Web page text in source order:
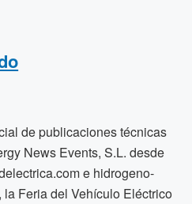
de publicaciones técnicas
News Events, S.L. desde
e hidrogeno-
Feria del Vehículo Eléctrico